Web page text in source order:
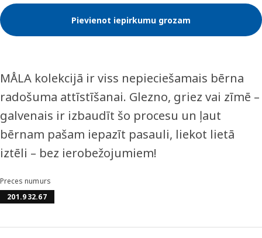
Pievienot iepirkumu grozam
MÅLA kolekcijā ir viss nepieciešamais bērna
radošuma attīstīšanai. Glezno, griez vai zīmē –
galvenais ir izbaudīt šo procesu un ļaut
bērnam pašam iepazīt pasauli, liekot lietā
iztēli – bez ierobežojumiem!
Preces numurs
201.932.67